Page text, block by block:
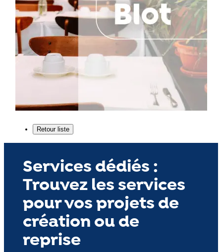
Services dédiés :
Trouvez les services
pour vos projets de
création ou de
reprise